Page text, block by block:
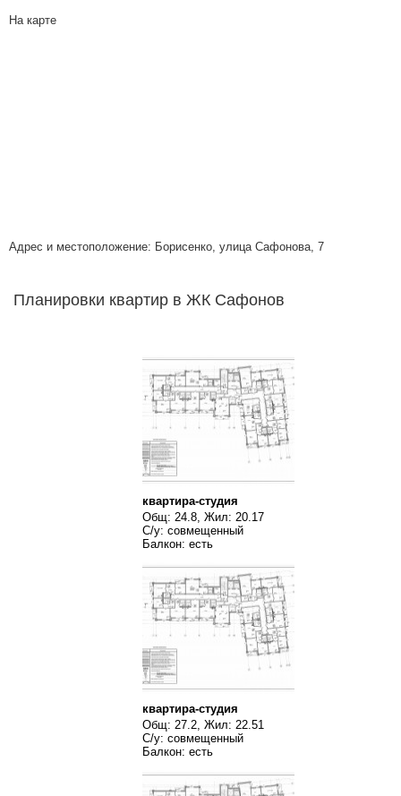
На карте
Адрес и местоположение: Борисенко, улица Сафонова, 7
Планировки квартир в ЖК Сафонов
квартира-студия
Общ: 24.8, Жил: 20.17
С/у: совмещенный
Балкон: есть
квартира-студия
Общ: 27.2, Жил: 22.51
С/у: совмещенный
Балкон: есть